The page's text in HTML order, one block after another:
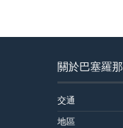
關於巴塞羅那
交通
地區